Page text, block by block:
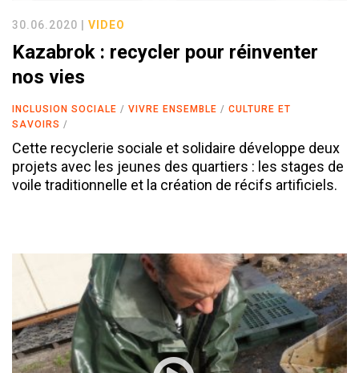
30.06.2020 | VIDEO
Kazabrok : recycler pour réinventer
nos vies
INCLUSION SOCIALE VIVRE ENSEMBLE
CULTURE ET
SAVOIRS
Cette recyclerie sociale et solidaire développe deux
projets avec les jeunes des quartiers : les stages de
voile traditionnelle et la création de récifs artificiels.